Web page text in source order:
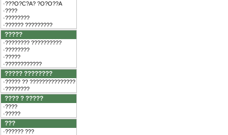
·???O?C?A? ?O?O??A
·????
·????????
·?????? ?????????
?????
·???????? ??????????
·????????
·?????
·????????????
????? ????????
·????? ?? ???????????????
·????????
???? ? ?????
·????
·?????
???
·?????? ???